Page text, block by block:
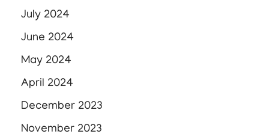
July 2024
June 2024
May 2024
April 2024
December 2023
November 2023